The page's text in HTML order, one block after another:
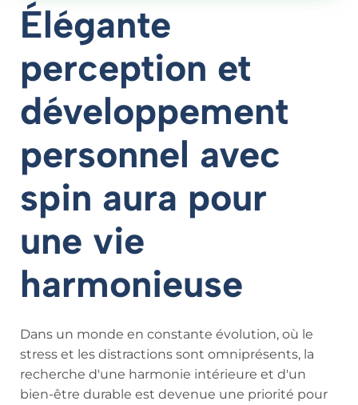
Élégante
perception et
développement
personnel avec
spin aura pour
une vie
harmonieuse
Dans un monde en constante évolution, où le
stress et les distractions sont omniprésents, la
recherche d'une harmonie intérieure et d'un
bien-être durable est devenue une priorité pour